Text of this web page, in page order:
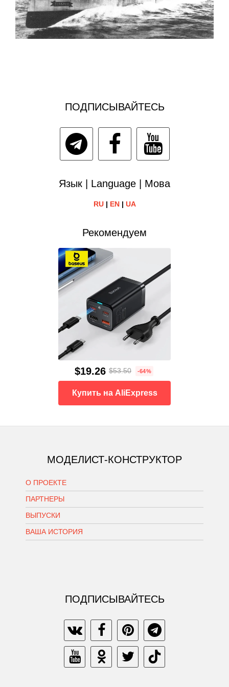
ПОДПИСЫВАЙТЕСЬ
Язык | Language | Мова
RU| EN| UA
Рекомендуем
$19.26 $53.50 -64%
Купить на AliExpress
МОДЕЛИСТ-КОНСТРУКТОР
О ПРОЕКТЕ
ПАРТНЕРЫ
ВЫПУСКИ
ВАША ИСТОРИЯ
ПОДПИСЫВАЙТЕСЬ